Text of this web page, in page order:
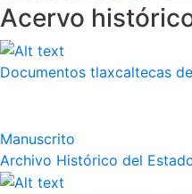
Acervo
Documentos tlaxcaltecas
Manuscrito
Archivo Histórico del